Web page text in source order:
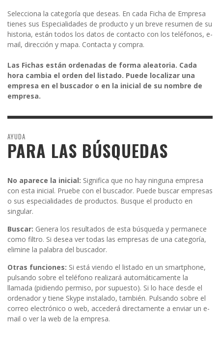
Selecciona la categoría que deseas. En cada Ficha de Empresa
tienes sus Especialidades de producto y un breve resumen de su
historia, están todos los datos de contacto con los teléfonos, e-
mail, dirección y mapa. Contacta y compra.
Las Fichas están ordenadas de forma aleatoria. Cada
hora cambia el orden del listado. Puede localizar una
empresa en el buscador o en la inicial de su nombre de
empresa.
AYUDA
PARA LAS BÚSQUEDAS
No aparece la inicial: Significa que no hay ninguna empresa
con esta inicial. Pruebe con el buscador. Puede buscar empresas
o sus especialidades de productos. Busque el producto en
singular.
Buscar: Genera los resultados de esta búsqueda y permanece
como filtro. Si desea ver todas las empresas de una categoría,
elimine la palabra del buscador.
Otras funciones: Si está viendo el listado en un smartphone,
pulsando sobre el teléfono realizará automáticamente la
llamada (pidiendo permiso, por supuesto). Si lo hace desde el
ordenador y tiene Skype instalado, también. Pulsando sobre el
correo electrónico o web, accederá directamente a enviar un e-
mail o ver la web de la empresa.